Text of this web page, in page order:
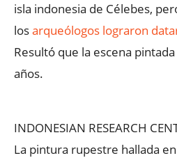
isla indonesia de Célebes,
losarqueólogos lograron
Resultó que la escena
años.
INDONESIAN RESEARCH
La pintura rupestre hallada en